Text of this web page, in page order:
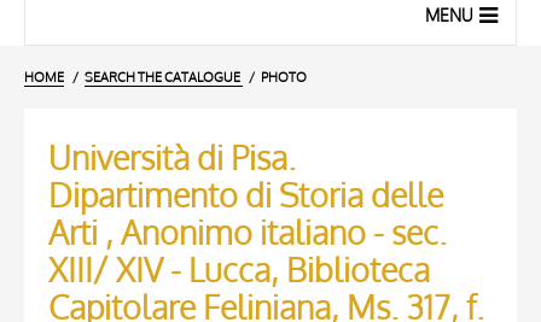
MENU
HOME SEARCH THE CATALOGUE PHOTO
Università di Pisa.
Dipartimento di Storia delle
Arti , Anonimo italiano - sec.
XIII/ XIV - Lucca, Biblioteca
Capitolare Feliniana, Ms. 317, f.